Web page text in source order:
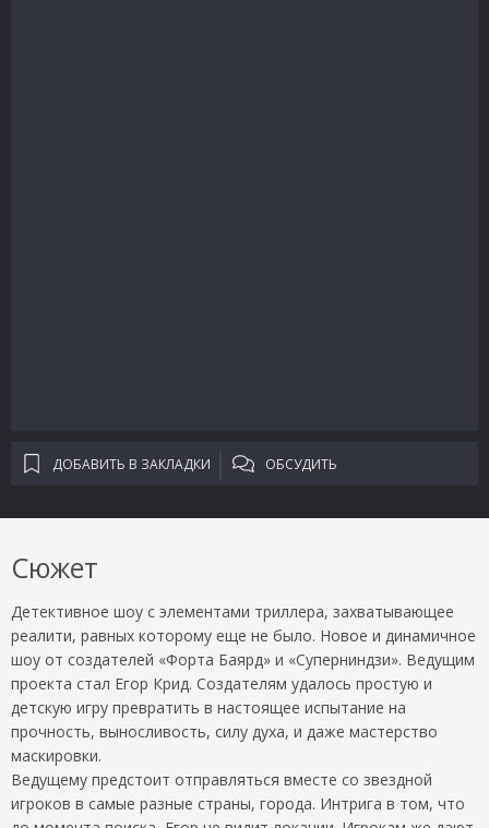
ДОБАВИТЬ В ЗАКЛАДКИ ОБСУДИТЬ
Сюжет
Детективное шоу с элементами триллера, захватывающее
реалити, равных которому еще не было. Новое и динамичное
шоу от создателей «Форта Баярд» и «Суперниндзи». Ведущим
проекта стал Егор Крид. Создателям удалось простую и
детскую игру превратить в настоящее испытание на
прочность, выносливость, силу духа, и даже мастерство
маскировки.
Ведущему предстоит отправляться вместе со звездной
игроков в самые разные страны, города. Интрига в том, что